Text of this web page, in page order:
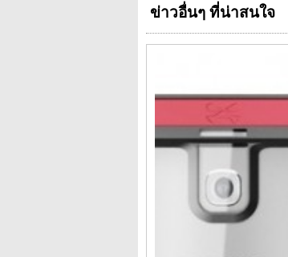
ข่าวอื่นๆ ที่น่าสนใจ